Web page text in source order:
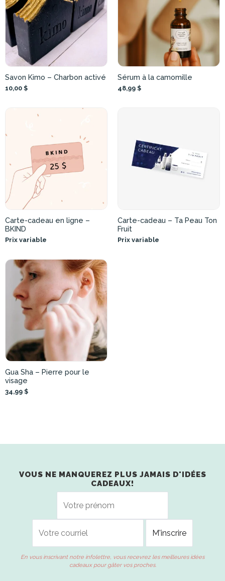
Savon Kimo – Charbon activé
10,00 $
Sérum à la camomille
48,99 $
Carte-cadeau en ligne –
BKIND
Prix variable
Carte-cadeau – Ta Peau Ton
Fruit
Prix variable
Gua Sha – Pierre pour le
visage
34,99 $
VOUS NE MANQUEREZ PLUS JAMAIS D'IDÉES
CADEAUX!
En vous inscrivant notre infolettre, vous recevrez les meilleures idées
cadeaux pour gâter vos proches.